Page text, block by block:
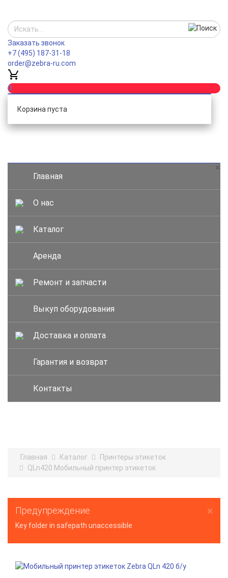
Заказать звонок
+7 (495) 187-31-18
order@zebra-ru.com
0
Корзина пуста
×
Главная
О нас
Каталог
Аренда
Ремонт и запчасти
Выкуп оборудования
Доставка и оплата
Гарантия и возврат
Контакты
Главная Каталог
Принтеры этикеток
QLn420 Мобильный принтер этикеток
×
Предупреждение
Key folder in safepath unaccessible